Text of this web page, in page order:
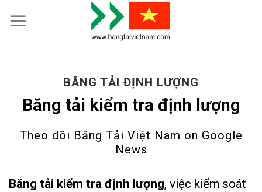
to
BĂNG TẢI ĐỊNH LƯỢNG
Băng tải kiểm tra định lượng
Theo dõi Băng Tải Việt Nam on Google
News
Băng tải kiểm tra định lượng, việc kiểm soát